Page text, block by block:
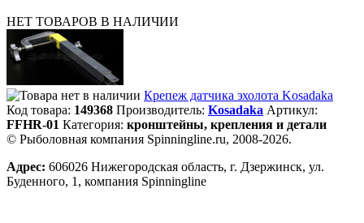
НЕТ ТОВАРОВ В НАЛИЧИИ
Крепеж датчика эхолота Kosadaka
Код товара: 149368 Производитель: Kosadaka Артикул:
FFHR-01 Категория: кронштейны, крепления и детали
© Рыболовная компания Spinningline.ru, 2008-2026.
Адрес: 606026 Нижегородская область, г. Дзержинск, ул.
Буденного, 1, компания Spinningline